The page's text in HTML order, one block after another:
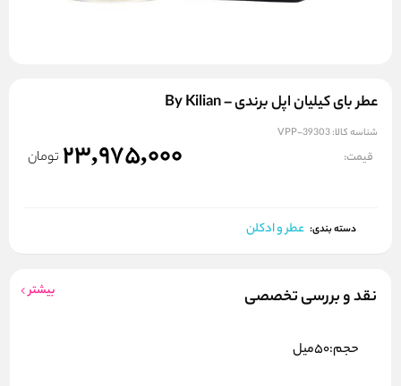
عطر بای کیلیان اپل برندی – By Kilian
شناسه کالا:VPP-39303
قیمت: 23,975,000 تومان
دسته بندی: عطر و ادکلن
نقد و بررسی تخصصی بیشتر
حجم:50میل